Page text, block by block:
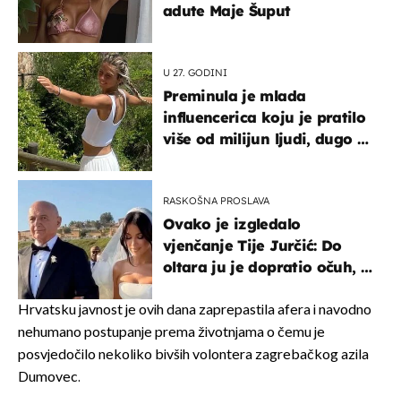
adute Maje Šuput
U 27. GODINI
Preminula je mlada
influencerica koju je pratilo
više od milijun ljudi, dugo se
RASKOŠNA PROSLAVA
Ovako je izgledalo
vjenčanje Tije Jurčić: Do
oltara ju je dopratio očuh, a
Hrvatsku javnost je ovih dana zaprepastila afera i navodno
nehumano postupanje prema životnjama o čemu je
posvjedočilo nekoliko bivših volontera zagrebačkog azila
Dumovec.